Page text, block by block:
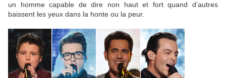
un homme capable de dire non haut et fort quand d’autres
baissent les yeux dans la honte ou la peur.